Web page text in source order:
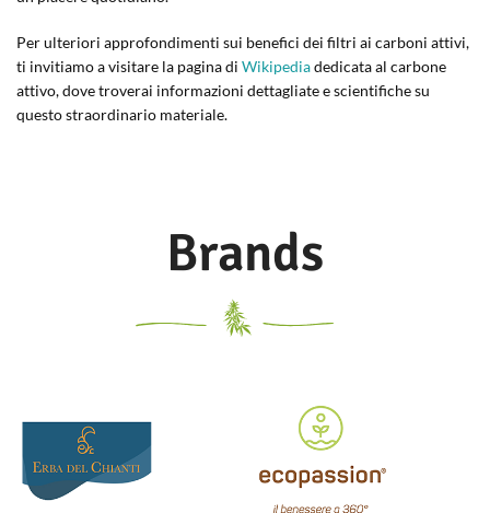
Per ulteriori approfondimenti sui benefici dei filtri ai carboni attivi,
ti invitiamo a visitare la pagina di Wikipediadedicata al carbone
attivo, dove troverai informazioni dettagliate e scientifiche su
questo straordinario materiale.
Brands